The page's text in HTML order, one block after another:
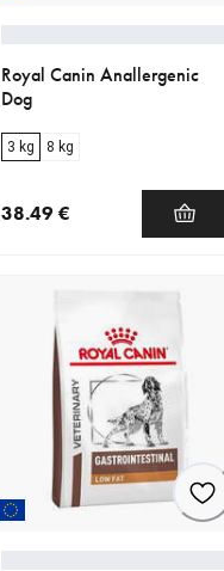
Royal Canin Anallergenic
Dog
3 kg 8 kg
38.49 €